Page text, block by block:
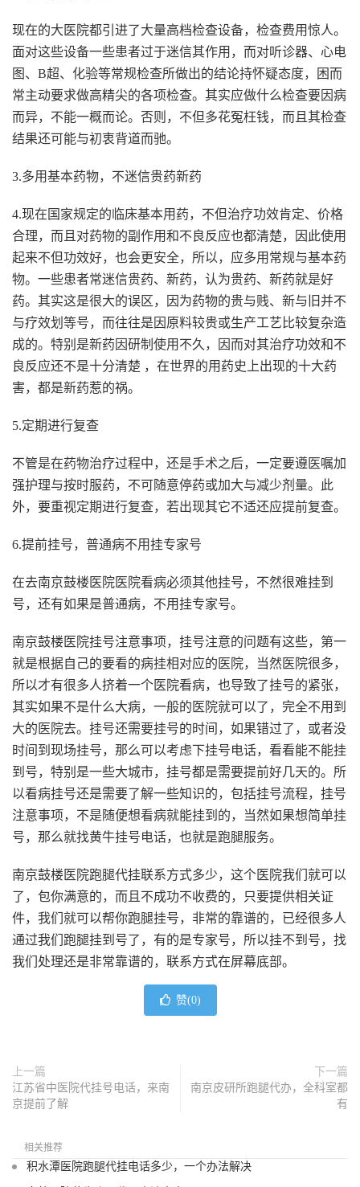
现在的大医院都引进了大量高档检查设备，检查费用惊人。
面对这些设备一些患者过于迷信其作用，而对听诊器、心电
图、B超、化验等常规检查所做出的结论持怀疑态度，困而
常主动要求做高精尖的各项检查。其实应做什么检查要因病
而异，不能一概而论。否则，不但多花冤枉钱，而且其检查
结果还可能与初衷背道而驰。
3.多用基本药物，不迷信贵药新药
4.现在国家规定的临床基本用药，不但治疗功效肯定、价格
合理，而且对药物的副作用和不良反应也都清楚，因此使用
起来不但功效好，也会更安全，所以，应多用常规与基本药
物。一些患者常迷信贵药、新药，认为贵药、新药就是好
药。其实这是很大的误区，因为药物的贵与贱、新与旧并不
与疗效划等号，而往往是因原料较贵或生产工艺比较复杂造
成的。特别是新药因研制使用不久，因而对其治疗功效和不
良反应还不是十分清楚 ，在世界的用药史上出现的十大药
害，都是新药惹的祸。
5.定期进行复查
不管是在药物治疗过程中，还是手术之后，一定要遵医嘱加
强护理与按时服药，不可随意停药或加大与减少剂量。此
外，要重视定期进行复查，若出现其它不适还应提前复查。
6.提前挂号，普通病不用挂专家号
在去南京鼓楼医院医院看病必须其他挂号，不然很难挂到
号，还有如果是普通病，不用挂专家号。
南京鼓楼医院挂号注意事项，挂号注意的问题有这些，第一
就是根据自己的要看的病挂相对应的医院，当然医院很多，
所以才有很多人挤着一个医院看病，也导致了挂号的紧张，
其实如果不是什么大病，一般的医院就可以了，完全不用到
大的医院去。挂号还需要挂号的时间，如果错过了，或者没
时间到现场挂号，那么可以考虑下挂号电话，看看能不能挂
到号，特别是一些大城市，挂号都是需要提前好几天的。所
以看病挂号还是需要了解一些知识的，包括挂号流程，挂号
注意事项，不是随便想看病就能挂到的，当然如果想简单挂
号，那么就找黄牛挂号电话，也就是跑腿服务。
南京鼓楼医院跑腿代挂联系方式多少， 这个医院我们就可以
了，包你满意的，而且不成功不收费的，只要提供相关证
件，我们就可以帮你跑腿挂号，非常的靠谱的，已经很多人
通过我们跑腿挂到号了，有的是专家号，所以挂不到号，找
我们处理还是非常靠谱的，联系方式在屏幕底部。
赞(0)
上一篇
江苏省中医院代挂号电话，来南
京提前了解
下一篇
南京皮研所跑腿代办，全科室都
有
相关推荐
积水潭医院跑腿代挂电话多少，一个办法解决